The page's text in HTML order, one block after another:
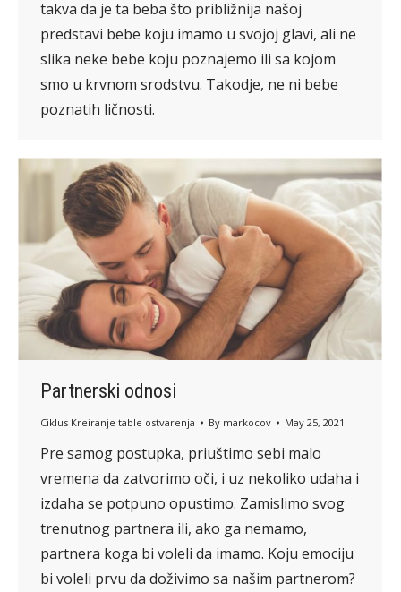
takva da je ta beba što približnija našoj
predstavi bebe koju imamo u svojoj glavi, ali ne
slika neke bebe koju poznajemo ili sa kojom
smo u krvnom srodstvu. Takodje, ne ni bebe
poznatih ličnosti.
Partnerski odnosi
Ciklus Kreiranje table ostvarenja By markocov May 25, 2021
Pre samog postupka, priuštimo sebi malo
vremena da zatvorimo oči, i uz nekoliko udaha i
izdaha se potpuno opustimo. Zamislimo svog
trenutnog partnera ili, ako ga nemamo,
partnera koga bi voleli da imamo. Koju emociju
bi voleli prvu da doživimo sa našim partnerom?